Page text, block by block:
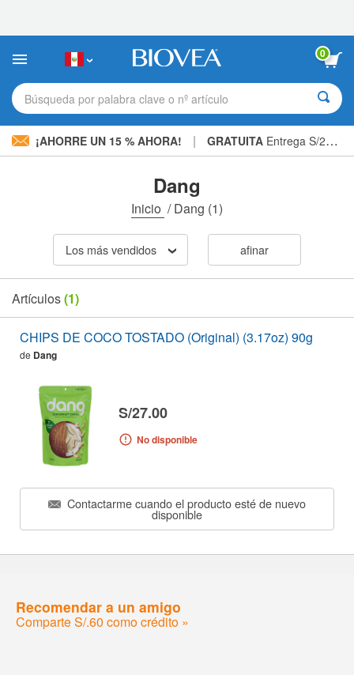
sitio
incluye
sistema
de
0
Búsqueda por palabra clave o nº artículo
¡AHORRE UN 15 % AHORA! | GRATUITA Entrega S/234.00 »
Dang
Inicio /Dang (1)
Los más vendidos afinar
Artículos(1)
CHIPS DE COCO TOSTADO (Original) (3.17oz) 90g
de Dang
S/27.00
No disponible
Contactarme cuando el producto esté de nuevo
disponible
Recomendar a un amigo
Comparte S/.60 como crédito »